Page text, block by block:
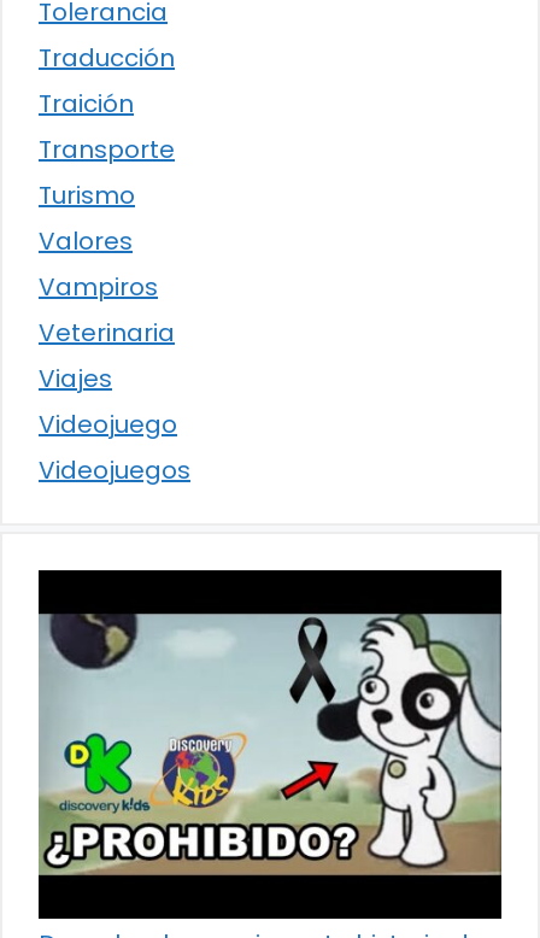
Tolerancia
Traducción
Traición
Transporte
Turismo
Valores
Vampiros
Veterinaria
Viajes
Videojuego
Videojuegos